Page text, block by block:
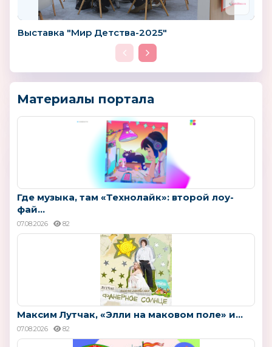
Выставка "Мир Детства-2025"
Материалы портала
Где музыка, там «Технолайк»: второй лоу-
фай...
07.08.2026 82
Максим Лутчак, «Элли на маковом поле» и...
07.08.2026 82